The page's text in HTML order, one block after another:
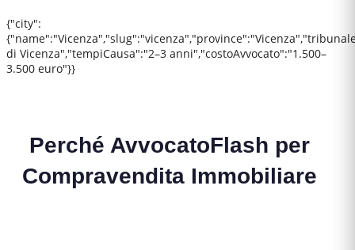
{"city":
di Vicenza","tempiCausa":"2–3 anni","costoAvvocato":"1.500–
3.500 euro"}}
Perché AvvocatoFlash per
Compravendita Immobiliare